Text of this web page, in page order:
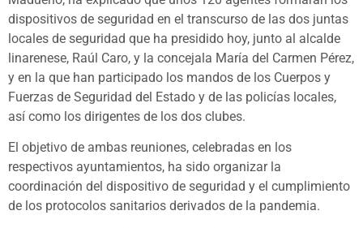
dispositivos de seguridad en el transcurso de las dos juntas
locales de seguridad que ha presidido hoy, junto al alcalde
linarenese, Raúl Caro, y la concejala María del Carmen Pérez,
y en la que han participado los mandos de los Cuerpos y
Fuerzas de Seguridad del Estado y de las policías locales,
así como los dirigentes de los dos clubes.
El objetivo de ambas reuniones, celebradas en los
respectivos ayuntamientos, ha sido organizar la
coordinación del dispositivo de seguridad y el cumplimiento
de los protocolos sanitarios derivados de la pandemia.